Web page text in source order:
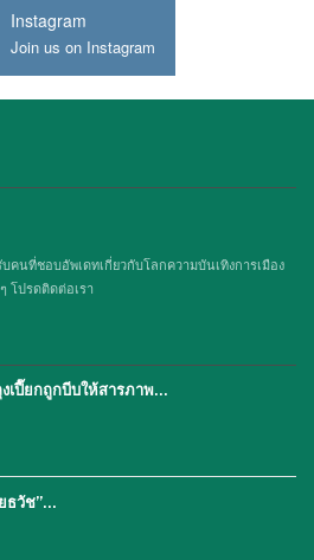
Instagram
Join us on Instagram
คนที่ชอบอัพเดทเกี่ยวกับโลกความบันเทิงการเมือง
โปรดติดต่อเรา
เปี๊ยกถูกบีบให้สารภาพ…
ธวัช”…